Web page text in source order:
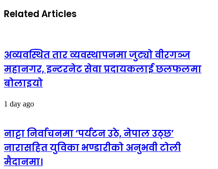
Related Articles
अव्यवस्थित तार व्यवस्थापनमा जुट्यो वीरगञ्ज
महानगर, इन्टरनेट सेवा प्रदायकलाई छलफलमा
बोलाइयो
1 day ago
नाट्टा निर्वाचनमा ‘पर्यटन उठे, नेपाल उठ्छ’
नारासहित युविका भण्डारीको अनुभवी टोली
मैदानमा।